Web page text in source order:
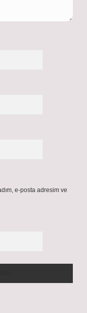
e-posta adresim ve